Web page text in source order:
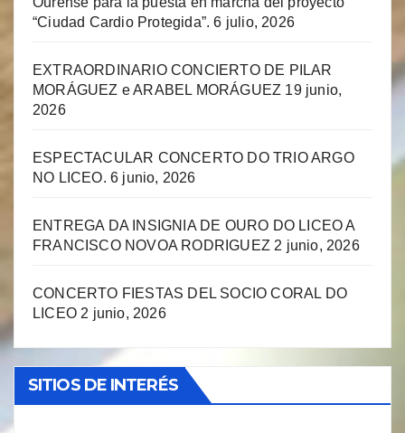
“Ciudad Cardio Protegida”. 6 julio, 2026
EXTRAORDINARIO CONCIERTO DE PILAR
MORÁGUEZ e ARABEL MORÁGUEZ 19 junio,
2026
ESPECTACULAR CONCERTO DO TRIO ARGO
NO LICEO. 6 junio, 2026
ENTREGA DA INSIGNIA DE OURO DO LICEO A
FRANCISCO NOVOA RODRIGUEZ 2 junio, 2026
CONCERTO FIESTAS DEL SOCIO CORAL DO
LICEO 2 junio, 2026
SITIOS DE INTERÉS